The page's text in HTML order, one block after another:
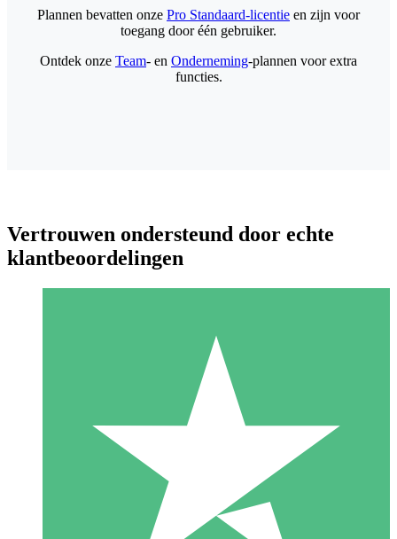
Individuele Creditpakketten
Betaal per gebruik met downloadtegoeden. Geen maandelijkse
1000
Plannen bevatten onze Pro Standaard-licentie en zijn voor
toegang door één gebruiker.
Ontdek onze Team- en Onderneming-plannen voor extra
functies.
Vertrouwen ondersteund door echte
klantbeoordelingen